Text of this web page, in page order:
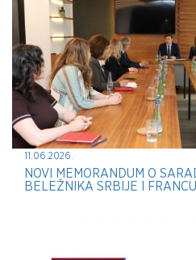
11.06.2026.
NOVI MEMORANDUM O
BELEŽNIKA SRBIJE I